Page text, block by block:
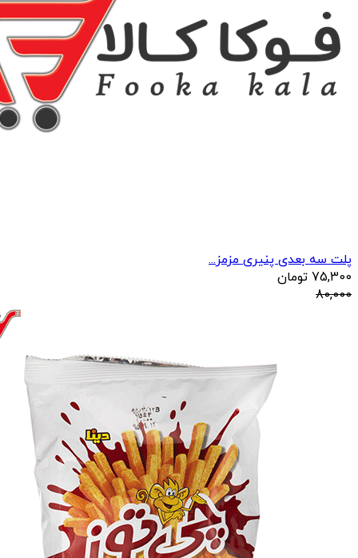
پلت سه بعدی پنیری مزمز...
75,300 تومان
80,000